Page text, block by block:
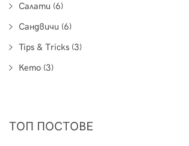
Салати (6)
Сандвичи (6)
Tips & Tricks (3)
Кето (3)
ТОП ПОСТОВЕ